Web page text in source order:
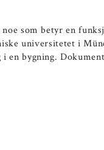
som betyr en
universitetet i
en bygning.